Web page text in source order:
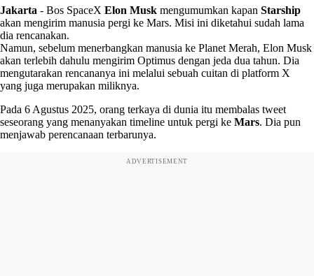
Jakarta - Bos SpaceX Elon Musk mengumumkan kapan Starship
akan mengirim manusia pergi ke Mars. Misi ini diketahui sudah lama
dia rencanakan.
Namun, sebelum menerbangkan manusia ke Planet Merah, Elon Musk
akan terlebih dahulu mengirim Optimus dengan jeda dua tahun. Dia
mengutarakan rencananya ini melalui sebuah cuitan di platform X
yang juga merupakan miliknya.
Pada 6 Agustus 2025, orang terkaya di dunia itu membalas tweet
seseorang yang menanyakan timeline untuk pergi ke Mars. Dia pun
menjawab perencanaan terbarunya.
ADVERTISEMENT